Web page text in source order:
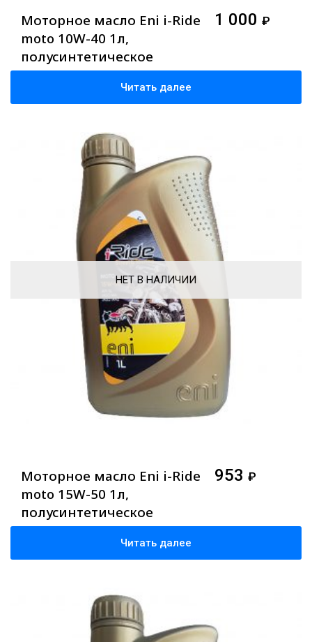
Моторное масло Eni i-Ride
moto 10W-40 1л,
полусинтетическое
1 000 ₽
Читать далее
НЕТ В НАЛИЧИИ
Моторное масло Eni i-Ride
moto 15W-50 1л,
полусинтетическое
953 ₽
Читать далее